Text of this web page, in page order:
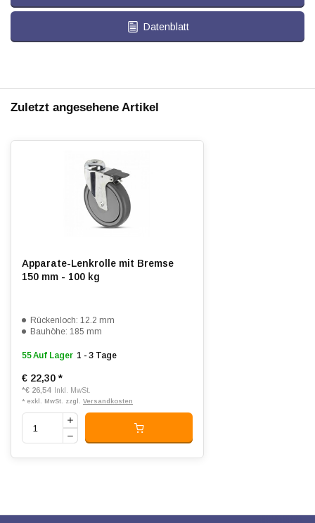
Datenblatt
Zuletzt angesehene Artikel
Apparate-Lenkrolle mit Bremse
150 mm - 100 kg
Rückenloch: 12.2 mm
Bauhöhe: 185 mm
55 Auf Lager 1 - 3 Tage
€ 22,30 *
*€ 26,54 Inkl. MwSt.
* exkl. MwSt. zzgl. Versandkosten